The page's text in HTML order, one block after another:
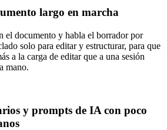
largo en marcha
el documento y habla el borrador por
solo para editar y estructurar, para que
a la carga de editar que a una sesión
mano.
y prompts de IA con poco